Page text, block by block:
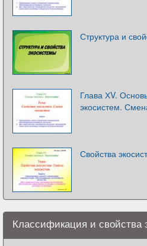
Структура и
Глава ХV.
экосистем.
Свойства
Классификация и свойства